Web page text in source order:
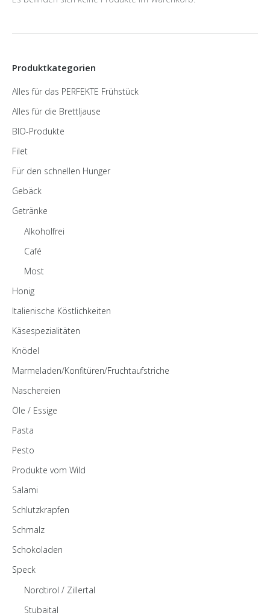
Produktkategorien
Alles für das PERFEKTE Frühstück
Alles für die Brettljause
BIO-Produkte
Filet
Für den schnellen Hunger
Gebäck
Getränke
Alkoholfrei
Café
Most
Honig
Italienische Köstlichkeiten
Käsespezialitäten
Knödel
Marmeladen/Konfitüren/Fruchtaufstriche
Naschereien
Öle / Essige
Pasta
Pesto
Produkte vom Wild
Salami
Schlutzkrapfen
Schmalz
Schokoladen
Speck
Nordtirol / Zillertal
Stubaital